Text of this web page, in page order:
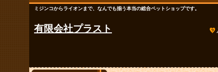
ミジンコからライオンまで、なんでも揃う本当の総合ペットショップです。
有限会社プラスト